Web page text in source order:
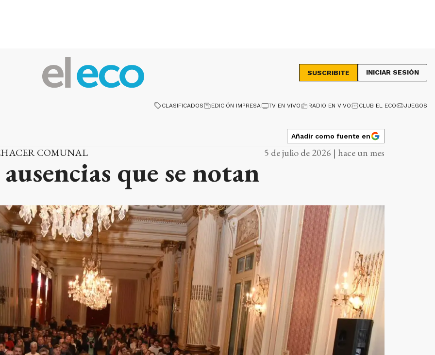
SUSCRIBITE INICIAR SESIÓN
CLASIFICADOS EDICIÓN IMPRESA TV EN VIVO RADIO EN VIVO CLUB EL ECO JUEGOS
Añadir como fuente en
COMUNAL 5 de julio de 2026 | hace un mes
que se notan